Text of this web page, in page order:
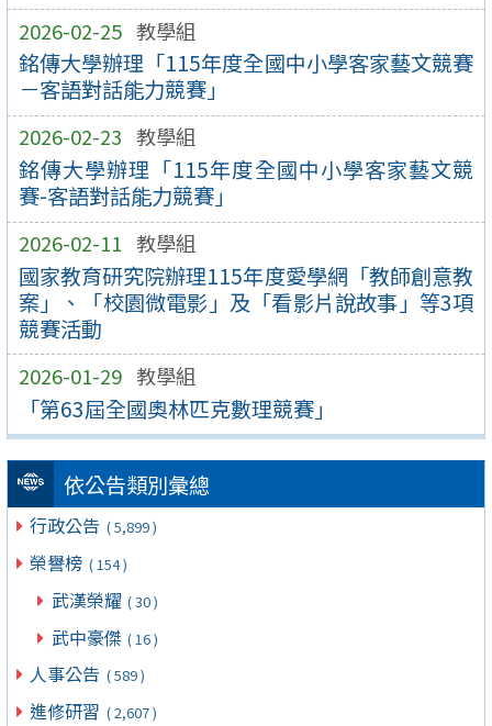
2026-02-25 教學組
銘傳大學辦理「115年度全國中小學客家藝文競賽
－客語對話能力競賽」
2026-02-23 教學組
銘傳大學辦理「115年度全國中小學客家藝文競
賽-客語對話能力競賽」
2026-02-11 教學組
國家教育研究院辦理115年度愛學網「教師創意教
案」、「校園微電影」及「看影片說故事」等3項
競賽活動
2026-01-29 教學組
「第63屆全國奧林匹克數理競賽」
依公告類別彙總
行政公告 ( 5,899 )
榮譽榜 ( 154 )
武漢榮耀 ( 30 )
武中豪傑 ( 16 )
人事公告 ( 589 )
進修研習 ( 2,607 )